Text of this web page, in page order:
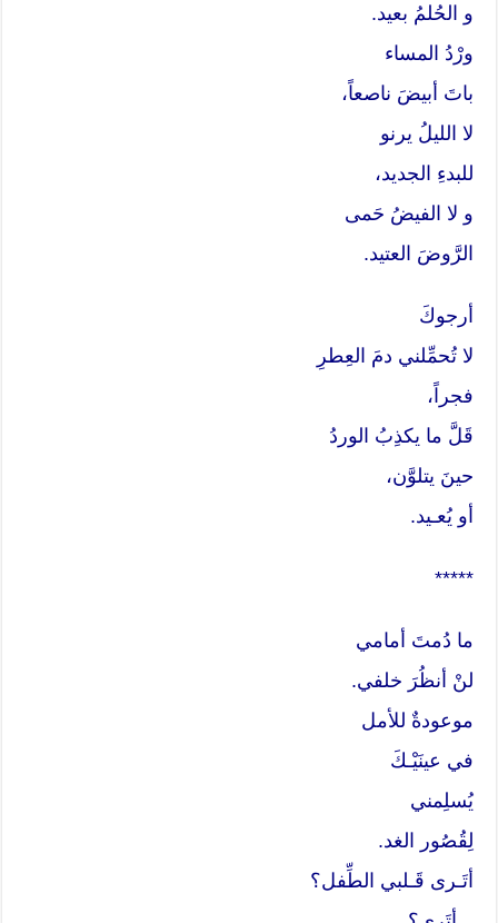
و الحُلمُ بعيد.
ورْدُ المساء
باتَ أبيضَ ناصعاً،
لا الليلُ يرنو
للبدءِ الجديد،
و لا الفيضُ حَمى
الرَّوضَ العتيد.
أرجوكَ
لا تُحمِّلني دمَ العِطرِ
فجراً،
قَلَّ ما يكذِبُ الوردُ
حينَ يتلوَّن،
أو يُعـيد.
*****
ما دُمتَ أمامي
لنْ أنظُرَ خلفي.
موعودةٌ للأمل
في عينَيْـكَ
يُسلِمني
لِقُصُور الغد.
أتَـرى قَـلبي الطِّفل؟